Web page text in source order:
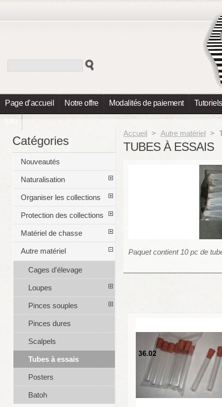
Page d’accueil Notre offre Modalités de paiement Tutoriels
Info
Accueil > Autre matériel >
TUBES À ESSAIS
Paquet contient 10 pc de
Catégories
Nouveautés
Naturalisation
Organiser les collections
Protection des collections
Matériel de chasse
Autre matériel
Cages d'élevage
Loupes
Pinces souples
Pinces dures
Scalpels
Tubes à essais
Posters
Batoh